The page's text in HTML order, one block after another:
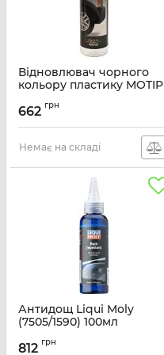
Відновлювач чорного
кольору пластику MOTIP
Артикул:
662 грн
Немає на складі
Антидощ Liqui Moly
(7505/1590) 100мл
812 грн